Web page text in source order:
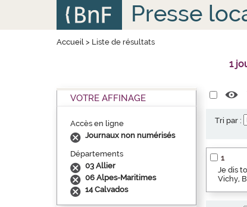
Presse
Accueil> Liste de résultats
1
VOTRE AFFINAGE
Accès en ligne
Journaux non numérisés
Départements
03 Allier
06 Alpes-Maritimes
14 Calvados
Tri par :
1
Je dis
Vichy,
Panneau de gestion des cookies